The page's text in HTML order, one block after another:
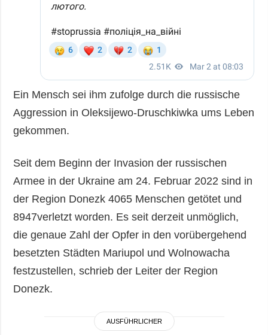
Ein Mensch sei ihm zufolge durch die russische
Aggression in Oleksijewo-Druschkiwka ums Leben
gekommen.
Seit dem Beginn der Invasion der russischen
Armee in der Ukraine am 24. Februar 2022 sind in
der Region Donezk 4065 Menschen getötet und
8947verletzt worden. Es seit derzeit unmöglich,
die genaue Zahl der Opfer in den vorübergehend
besetzten Städten Mariupol und Wolnowacha
festzustellen, schrieb der Leiter der Region
Donezk.
AUSFÜHRLICHER